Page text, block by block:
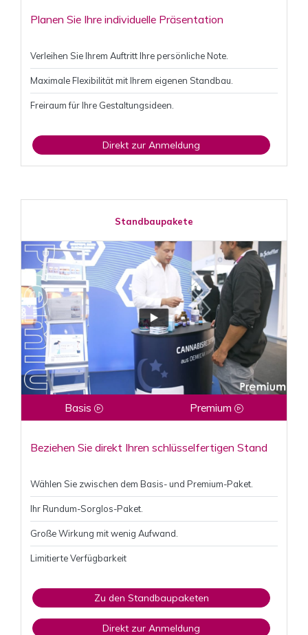
Planen Sie Ihre individuelle Präsentation
Verleihen Sie Ihrem Auftritt Ihre persönliche Note.
Maximale Flexibilität mit Ihrem eigenen Standbau.
Freiraum für Ihre Gestaltungsideen.
Direkt zur Anmeldung
Standbaupakete
Basis Premium
Beziehen Sie direkt Ihren schlüsselfertigen Stand
Wählen Sie zwischen dem Basis- und Premium-Paket.
Ihr Rundum-Sorglos-Paket.
Große Wirkung mit wenig Aufwand.
Limitierte Verfügbarkeit
Zu den Standbaupaketen
Direkt zur Anmeldung